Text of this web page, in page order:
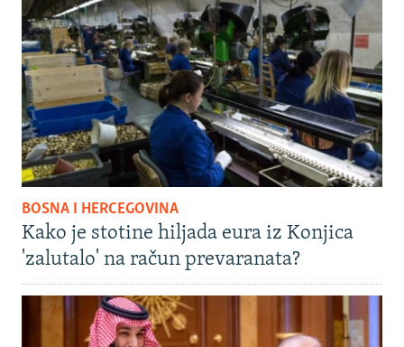
BOSNA I HERCEGOVINA
Kako je stotine hiljada eura iz Konjica
'zalutalo' na račun prevaranata?